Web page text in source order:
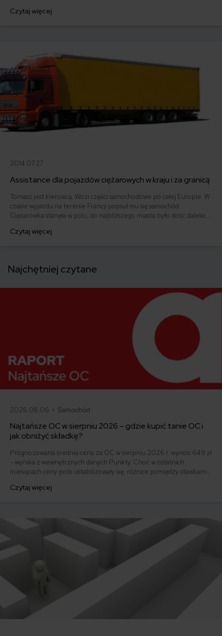
Czytaj więcej
2014.07.27
Assistance dla pojazdów ciężarowych w kraju i za granicą
Tomasz jest kierowcą. Wozi części samochodowe po całej Europie. W
czasie wyjazdu na terenie Francji popsuł mu się samochód.
Ciężarówka stanęła w polu, do najbliższego miasta było dość daleko,
szukac pomocy, spokojnie wyciągnął telefon i zadzwonił pod
Czytaj więcej
Najchętniej czytane
2026.08.06 • Samochód
Najtańsze OC w sierpniu 2026 – gdzie kupić tanie OC i
jak obniżyć składkę?
Prognozowana średnia cena za OC w sierpniu 2026 r. wynosi 649 zł
– wynika z wewnętrznych danych Punkty. Choć w ostatnich
miesiącach ceny polis ustabilizowały się, różnice pomiędzy stawkami
500 zł, inni – powyżej 1500 zł. Gdzie znaleźć najtańsze OC w Polsce
Czytaj więcej